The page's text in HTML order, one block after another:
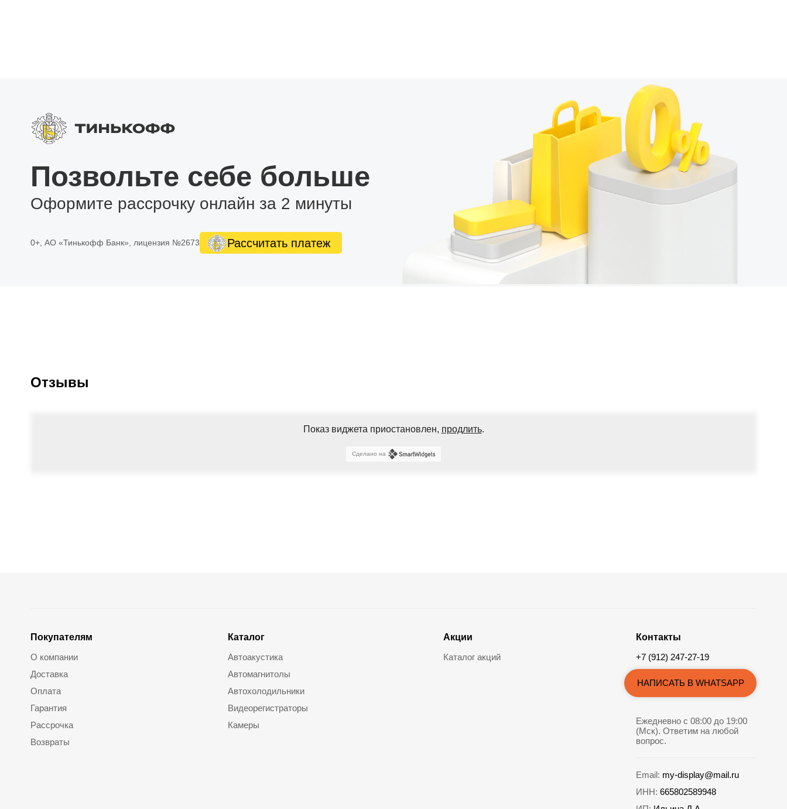
Позвольте себе больше
Оформите рассрочку онлайн за 2 минуты
0+, АО «Тинькофф Банк», лицензия №2673 Рассчитать платеж
Отзывы
Показ виджета приостановлен, продлить.
Сделано на
Покупателям
О компании
Доставка
Оплата
Гарантия
Рассрочка
Возвраты
Каталог
Автоакустика
Автомагнитолы
Автохолодильники
Видеорегистраторы
Камеры
Акции
Каталог акций
Контакты
+7 (912) 247-27-19
НАПИСАТЬ В WHATSAPP
Ежедневно с 08:00 до 19:00
(Мск). Ответим на любой
вопрос.
Email: my-display@mail.ru
ИНН: 665802589948